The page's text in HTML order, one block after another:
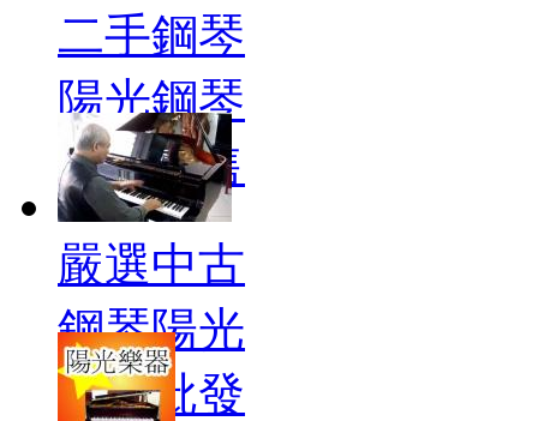
二手鋼琴
陽光鋼琴
批發零售
嚴選中古
鋼琴陽光
鋼琴批發